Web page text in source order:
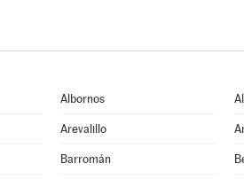
Albornos
Arevalillo
Barromán